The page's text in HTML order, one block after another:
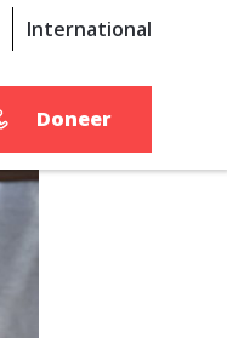
International
Doneer